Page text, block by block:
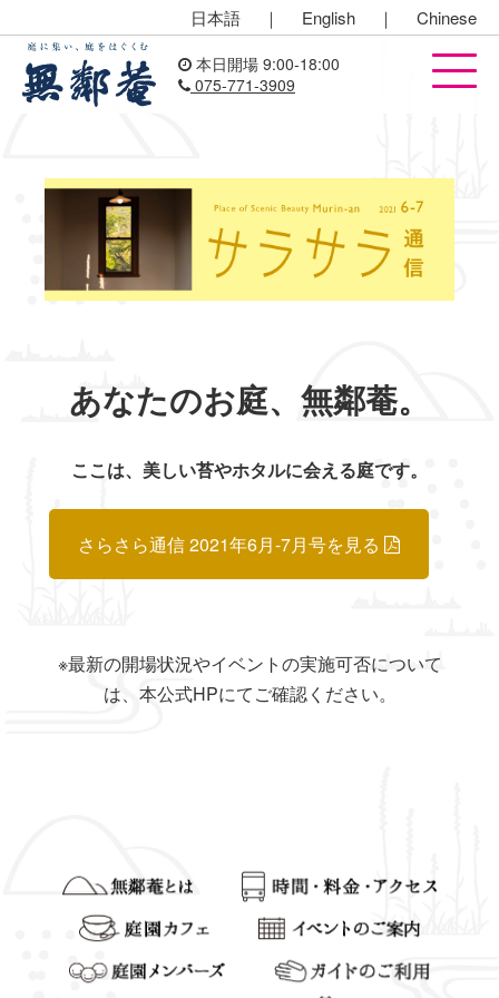
日本語 ｜ English ｜ Chinese
本日開場 9:00-18:00
075-771-3909
あなたのお庭、無鄰菴。
ここは、美しい苔やホタルに会える庭です。
さらさら通信 2021年6月-7月号を見る
※最新の開場状況やイベントの実施可否について
は、本公式HPにてご確認ください。